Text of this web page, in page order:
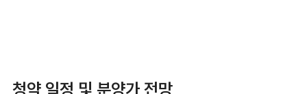
청약 일정 및 분양가 전망